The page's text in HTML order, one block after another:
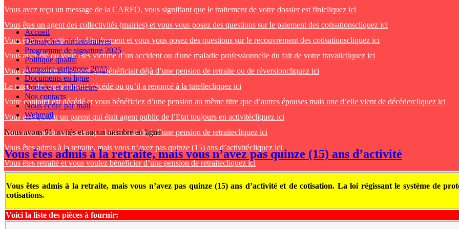
Vous avez reçu un message de la CARFO, vous signifiant que le traitement de votre dossier est finicliquez ici
Vous êtes un agent des collectivités (mairies) et vous vous posez des questions sur le paiement des cotisationscliquez ici
Vous êtes en position de détachement et vous vous posez des questions sur le recouvrement des cotisationscliquez ici
Vous avez été ou vous êtes victime d’un accident ou d'une maladie professionnelle du fait de votre travailcliquez ici
Vous avez perdu un parent qui bénéficiait déjà d’une pension de retraite ou de réversioncliquez ici
Le tuteur des orphelins est décédé ou qu’il a renoncé à la tutellecliquez ici
Votre conjoint est décédé et vous bénéficiez d’une pension au même titre que d’autres épouses mais une d’elle vient de décédercliquez ici
Vous avez perdu un parent qui était agent public de l’Etat toujours en activitécliquez ici
Vous avez perdu un parent qui bénéficiait déjà d’une pension de retraitecliquez ici
Vous êtes admis à la retraite, mais vous n’avez pas quinze (15) ans d’activitécliquez ici
Vous êtes retraité et vous voulez bénéficier d’une pension de retraitecliquez ici
Accueil
Démarches administratives
Programme de signature 2025
Politique qualité
Annuaire statistique 2023
Documents en ligne
Données et indicateurs
Nos contacts
Nous écrire par mail
Webmail
Nous avons 91 invités et aucun membre en ligne
Vous êtes admis à la retraite, mais vous n’avez pas quinze (15) ans d’activité
Vous êtes admis à la retraite, mais vous n’avez pas quinze (15) ans d’activité et de cotisation. La loi régissant le système de
cotisations.
Voici la liste des pièces à fournir: